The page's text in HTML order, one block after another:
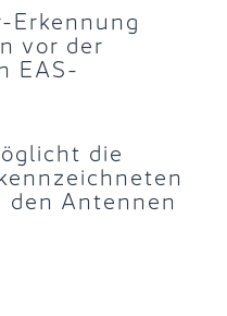
Erkennung
vor der
EAS-
die
den Antennen